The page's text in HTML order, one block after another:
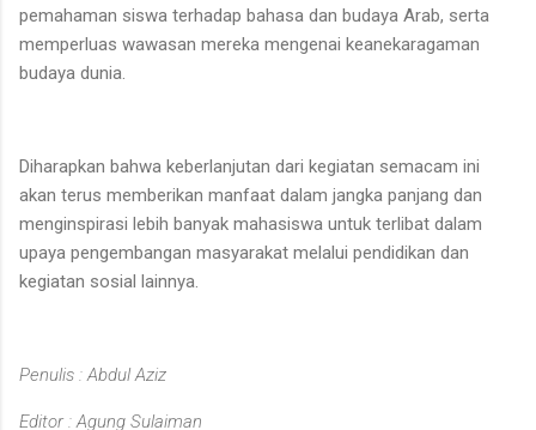
pemahaman siswa terhadap bahasa dan budaya Arab, serta
memperluas wawasan mereka mengenai keanekaragaman
budaya dunia.
Diharapkan bahwa keberlanjutan dari kegiatan semacam ini
akan terus memberikan manfaat dalam jangka panjang dan
menginspirasi lebih banyak mahasiswa untuk terlibat dalam
upaya pengembangan masyarakat melalui pendidikan dan
kegiatan sosial lainnya.
Penulis : Abdul Aziz
Editor : Agung Sulaiman